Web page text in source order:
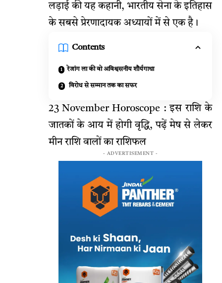
लड़ाई की यह कहानी, भारतीय सेना के इतिहास
के सबसे प्रेरणादायक अध्यायों में से एक है।
Contents
रेजांग ला की वो अविश्वसनीय शौर्यगाथा
विरोध से सम्मान तक का सफर
23 November Horoscope : इस राशि के
जातकों के आय में होगी वृद्धि, पढ़ें मेष से लेकर
मीन राशि वालों का राशिफल
- ADVERTISEMENT -